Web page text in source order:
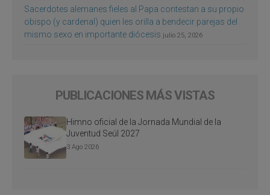
Sacerdotes alemanes fieles al Papa contestan a su propio
obispo (y cardenal) quien les orilla a bendecir parejas del
mismo sexo en importante diócesis julio 25, 2026
PUBLICACIONES MÁS VISTAS
Himno oficial de la Jornada Mundial de la
Juventud Seúl 2027
3 Ago 2026